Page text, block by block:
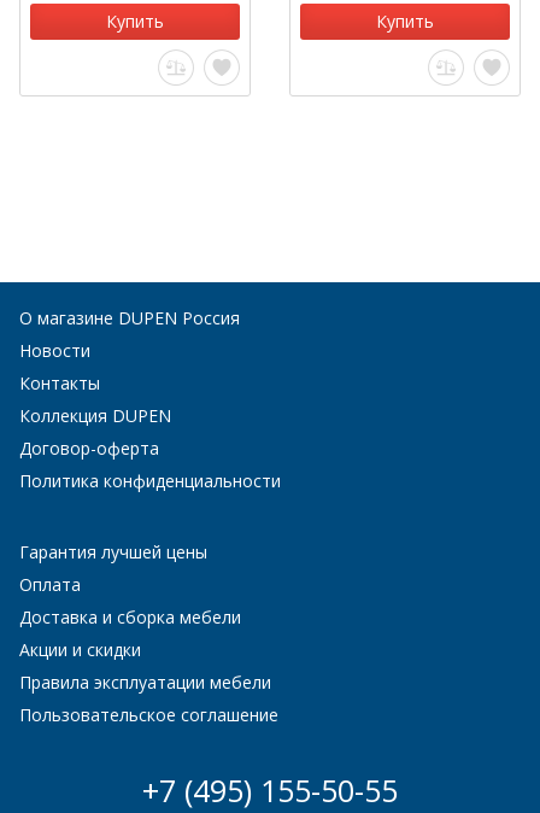
Купить
Купить
О магазине DUPEN Россия
Новости
Контакты
Коллекция DUPEN
Договор-оферта
Политика конфиденциальности
Гарантия лучшей цены
Оплата
Доставка и сборка мебели
Акции и скидки
Правила эксплуатации мебели
Пользовательское соглашение
+7 (495) 155-50-55